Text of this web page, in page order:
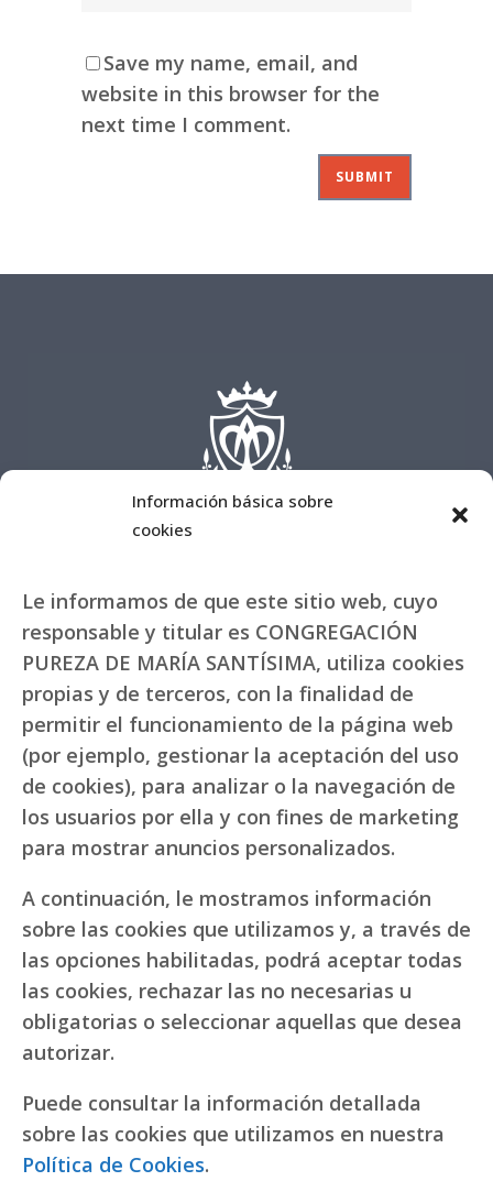
Información básica sobre
cookies
Le informamos de que este sitio web, cuyo
responsable y titular es CONGREGACIÓN
PUREZA DE MARÍA SANTÍSIMA, utiliza cookies
propias y de terceros, con la finalidad de
permitir el funcionamiento de la página web
(por ejemplo, gestionar la aceptación del uso
de cookies), para analizar o la navegación de
los usuarios por ella y con fines de marketing
para mostrar anuncios personalizados.
A continuación, le mostramos información
sobre las cookies que utilizamos y, a través de
las opciones habilitadas, podrá aceptar todas
las cookies, rechazar las no necesarias u
obligatorias o seleccionar aquellas que desea
autorizar.
Puede consultar la información detallada
sobre las cookies que utilizamos en nuestra
Política de Cookies.
Save my name, email, and
website in this browser for the
next time I comment.